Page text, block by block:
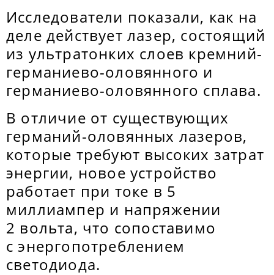
Исследователи показали, как на
деле действует лазер, состоящий
из ультратонких слоев кремний-
германиево-оловянного и
германиево-оловянного сплава.
В отличие от существующих
германий-оловянных лазеров,
которые требуют высоких затрат
энергии, новое устройство
работает при токе в 5
миллиампер и напряжении
2 вольта, что сопоставимо
с энергопотреблением
светодиода.